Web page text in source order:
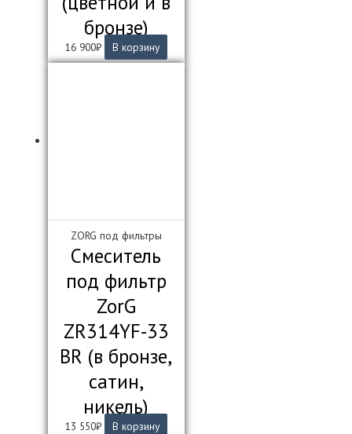
бронзе)
16 900₽ В корзину
ZORG под фильтры
Смеситель
под фильтр
ZorG
ZR314YF-33
BR (в бронзе,
сатин,
никель)
13 550₽ В корзину